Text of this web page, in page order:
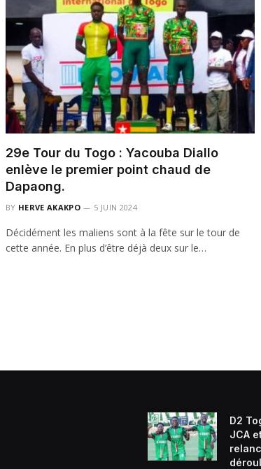
29e Tour du Togo : Yacouba Diallo
enlève le premier point chaud de
Dapaong.
BY HERVE AKAKPO 5 JUIN 2024
Décidément les maliens sont à la fête sur le tour de
cette année. En plus d’être déjà deux sur le…
D2
JCA